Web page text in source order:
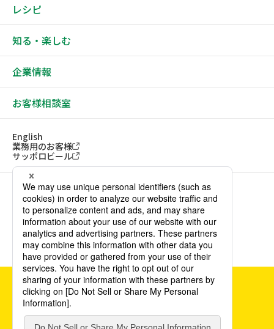
レシピ
知る・楽しむ
企業情報
お客様相談室
English
業務用のお客様
サッポロビール
ソーシャルメディアアカウント一覧
サイトご利用にあたってウェブアクセシビリティ方針
個人情報保護方針カスタマーハラスメント方針